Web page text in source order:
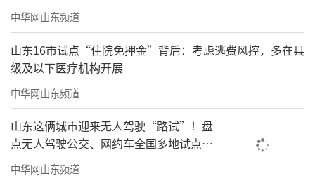
中华网山东频道
山东16市试点“住院免押金”背后：考虑逃费风控，多在县
级及以下医疗机构开展
中华网山东频道
山东这俩城市迎来无人驾驶“路试”！盘
点无人驾驶公交、网约车全国多地试点之
路
中华网山东频道